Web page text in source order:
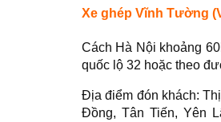
Xe ghép Vĩnh Tường
Cách Hà Nội khoảng
quốc lộ 32 hoặc theo
Địa điểm đón khách:
Đồng, Tân Tiến, Yên